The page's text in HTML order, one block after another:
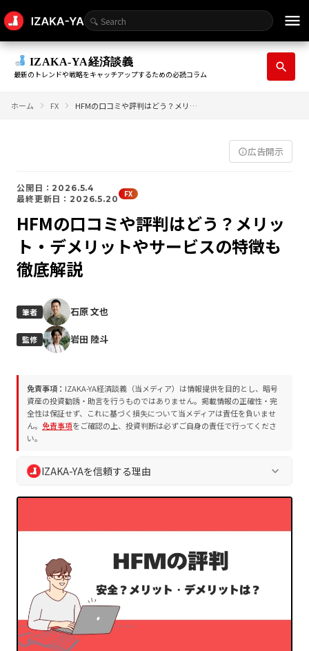
menu
IZAKA-YA経済談義
最新のトレンドや戦略をキャッチアップするための必読コラム
search
ホーム FX HFMの口コミや評判はどう？メリット・デメリットやサービスの特徴も徹底解説
info_outline広告開示
公開日：2026.5.4
最終更新日：2026.5.20
FX
HFMの口コミや評判はどう？メリッ
ト・デメリットやサービスの特徴も
徹底解説
筆者 石原 文也
監修 岩田 陸斗
免責事項： IZAKA-YA経済談義（当メディア）は情報提供を目的とし、暗号
資産の投資勧誘・助言を行うものではありません。掲載情報の正確性・完
全性は保証せず、これに基づく損失について当メディアは責任を負いませ
ん。 免責事項をご確認の上、投資判断は必ずご自身の責任で行ってくださ
い。
IZAKA-YAを信頼する理由 keyboard_arrow_down
業界10年以上の専門チームによる執筆・監修
プロジェクト評価方法
編集方針に沿った透明性の高い情報発信
読者の資産保護を最優先とした徹底的なリスク喚起
定期的な情報更新による最新ファクトの維持